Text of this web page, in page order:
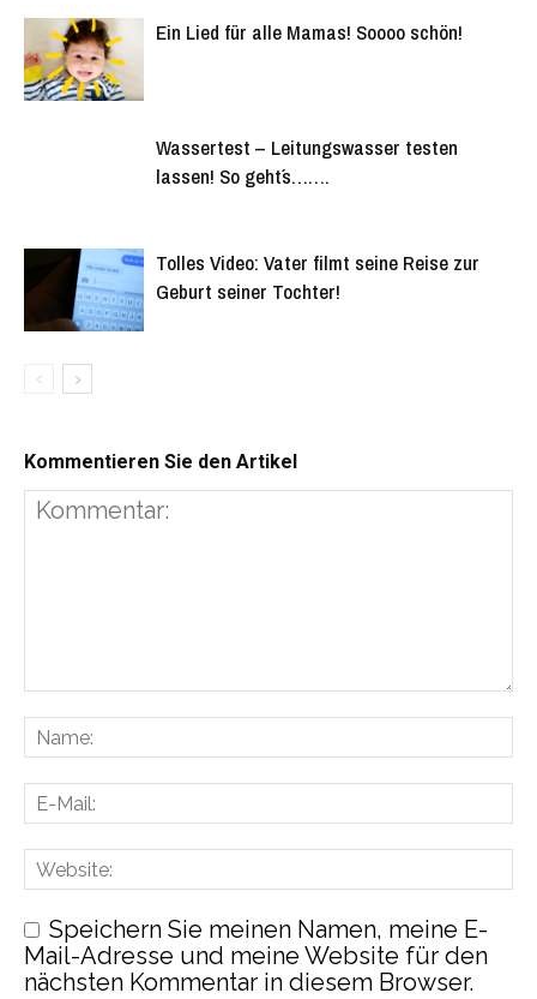
Ein Lied für alle Mamas! Soooo schön!
Wassertest – Leitungswasser testen
lassen! So geht´s…….
Tolles Video: Vater filmt seine Reise zur
Geburt seiner Tochter!
Kommentieren Sie den Artikel
Speichern Sie meinen Namen, meine E-
Mail-Adresse und meine Website für den
nächsten Kommentar in diesem Browser.